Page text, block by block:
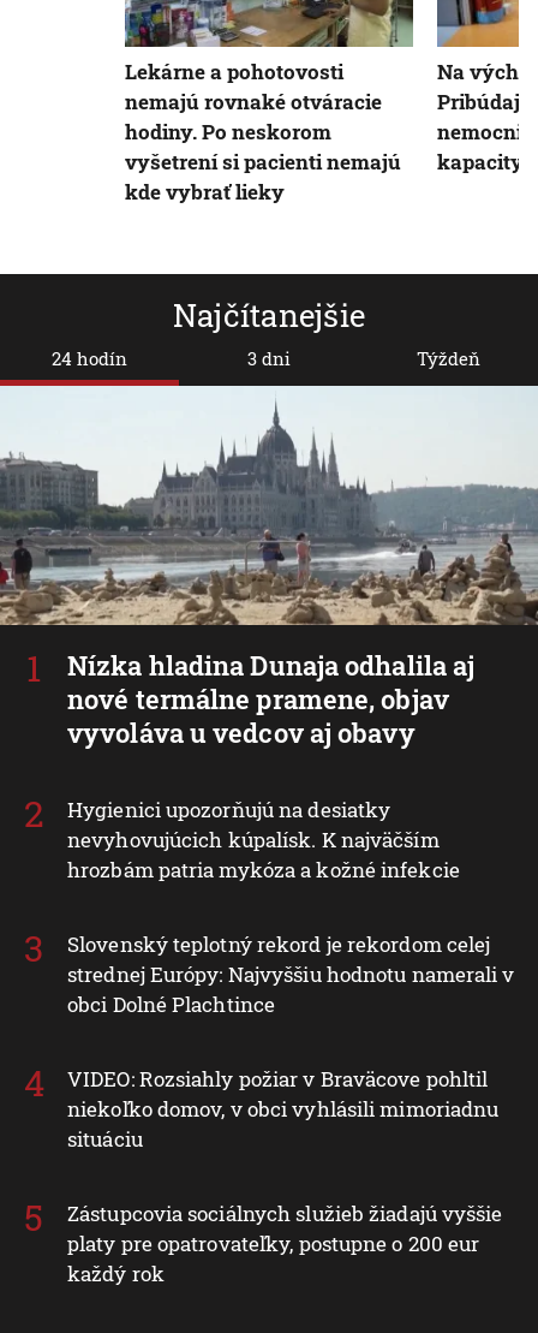
Najčítanejšie
24 hodín
Nízka hladina Dunaja odhalila aj
nové termálne pramene, objav
vyvoláva u vedcov aj obavy
Hygienici upozorňujú na desiatky
nevyhovujúcich kúpalísk. K najväčším
hrozbám patria mykóza a kožné infekcie
Slovenský teplotný rekord je rekordom celej
strednej Európy: Najvyššiu hodnotu namerali v
obci Dolné Plachtince
VIDEO: Rozsiahly požiar v Braväcove pohltil
niekoľko domov, v obci vyhlásili mimoriadnu
situáciu
Zástupcovia sociálnych služieb žiadajú vyššie
platy pre opatrovateľky, postupne o 200 eur
každý rok
3 dni Týždeň
Lekárne a pohotovosti
nemajú rovnaké otváracie
hodiny. Po neskorom
vyšetrení si pacienti nemajú
kde vybrať lieky
Na
kapacity